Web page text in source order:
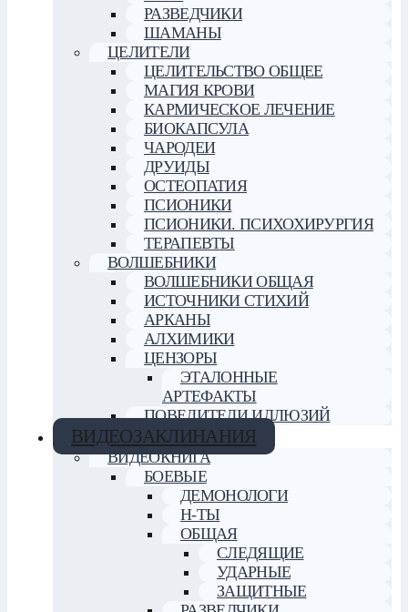
РАЗВЕДЧИКИ
ШАМАНЫ
ЦЕЛИТЕЛИ
ЦЕЛИТЕЛЬСТВО ОБЩЕЕ
МАГИЯ КРОВИ
КАРМИЧЕСКОЕ ЛЕЧЕНИЕ
БИОКАПСУЛА
ЧАРОДЕИ
ДРУИДЫ
ОСТЕОПАТИЯ
ПСИОНИКИ
ПСИОНИКИ. ПСИХОХИРУРГИЯ
ТЕРАПЕВТЫ
ВОЛШЕБНИКИ
ВОЛШЕБНИКИ ОБЩАЯ
ИСТОЧНИКИ СТИХИЙ
АРКАНЫ
АЛХИМИКИ
ЦЕНЗОРЫ
ЭТАЛОННЫЕ
АРТЕФАКТЫ
ПОВЕЛИТЕЛИ ИЛЛЮЗИЙ
ВИДЕОЗАКЛИНАНИЯ
ВИДЕОКНИГА
БОЕВЫЕ
ДЕМОНОЛОГИ
Н-ТЫ
ОБЩАЯ
СЛЕДЯЩИЕ
УДАРНЫЕ
ЗАЩИТНЫЕ